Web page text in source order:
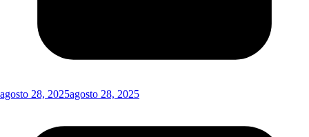
agosto 28, 2025agosto 28, 2025